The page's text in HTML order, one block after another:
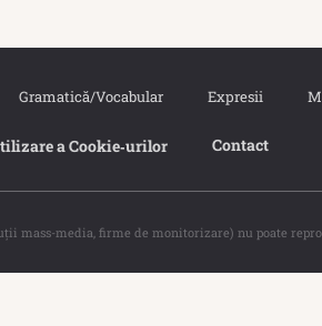
Gramatică/Vocabular Expresii
a Cookie‐urilor Contact
mass-media, firme de monitorizare) nu poate